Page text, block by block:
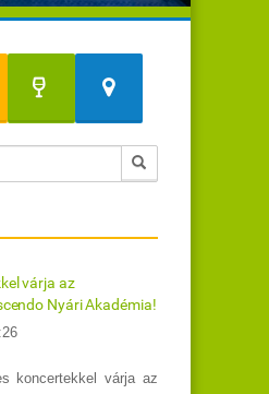
várja az
Nyári Akadémia!
koncertekkel várja az